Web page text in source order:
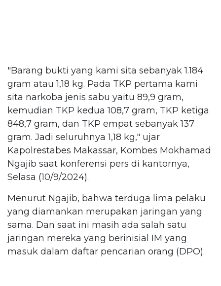
"Barang bukti yang kami sita sebanyak 1.184
gram atau 1,18 kg. Pada TKP pertama kami
sita narkoba jenis sabu yaitu 89,9 gram,
kemudian TKP kedua 108,7 gram, TKP ketiga
848,7 gram, dan TKP empat sebanyak 137
gram. Jadi seluruhnya 1,18 kg," ujar
Kapolrestabes Makassar, Kombes Mokhamad
Ngajib saat konferensi pers di kantornya,
Selasa (10/9/2024).
Menurut Ngajib, bahwa terduga lima pelaku
yang diamankan merupakan jaringan yang
sama. Dan saat ini masih ada salah satu
jaringan mereka yang berinisial IM yang
masuk dalam daftar pencarian orang (DPO).